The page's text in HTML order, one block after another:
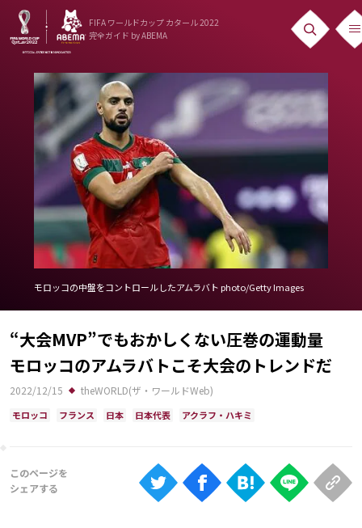
FIFA ワールドカップ カタール 2022
完全ガイド by ABEMA
ニュース
News
出場国
Teams
日本代表
Team Japan
日程・結果
Schedule
ランキング
Ranking
大会について
視聴方法
モロッコの中盤をコントロールしたアムラバト photo/Getty Images
“大会MVP”でもおかしくない圧巻の運動量
モロッコのアムラバトこそ大会のトレンドだ
2022/12/15 theWORLD(ザ・ワールドWeb)
モロッコ フランス 日本 日本代表 アクラフ・ハキミ